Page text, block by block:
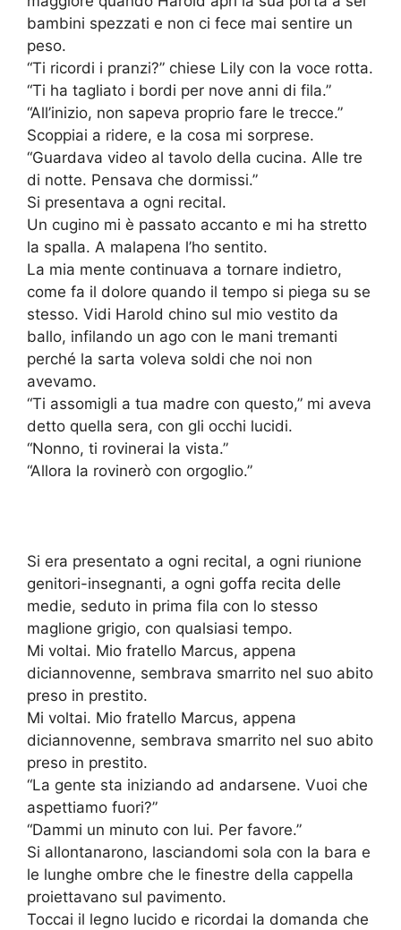
bambini spezzati e non ci fece mai sentire un
peso.
“Ti ricordi i pranzi?” chiese Lily con la voce rotta.
“Ti ha tagliato i bordi per nove anni di fila.”
“All’inizio, non sapeva proprio fare le trecce.”
Scoppiai a ridere, e la cosa mi sorprese.
“Guardava video al tavolo della cucina. Alle tre
di notte. Pensava che dormissi.”
Si presentava a ogni recital.
Un cugino mi è passato accanto e mi ha stretto
la spalla. A malapena l’ho sentito.
La mia mente continuava a tornare indietro,
come fa il dolore quando il tempo si piega su se
stesso. Vidi Harold chino sul mio vestito da
ballo, infilando un ago con le mani tremanti
perché la sarta voleva soldi che noi non
avevamo.
“Ti assomigli a tua madre con questo,” mi aveva
detto quella sera, con gli occhi lucidi.
“Nonno, ti rovinerai la vista.”
“Allora la rovinerò con orgoglio.”
Si era presentato a ogni recital, a ogni riunione
genitori-insegnanti, a ogni goffa recita delle
medie, seduto in prima fila con lo stesso
maglione grigio, con qualsiasi tempo.
Mi voltai. Mio fratello Marcus, appena
diciannovenne, sembrava smarrito nel suo abito
preso in prestito.
Mi voltai. Mio fratello Marcus, appena
diciannovenne, sembrava smarrito nel suo abito
preso in prestito.
“La gente sta iniziando ad andarsene. Vuoi che
aspettiamo fuori?”
“Dammi un minuto con lui. Per favore.”
Si allontanarono, lasciandomi sola con la bara e
le lunghe ombre che le finestre della cappella
proiettavano sul pavimento.
Toccai il legno lucido e ricordai la domanda che